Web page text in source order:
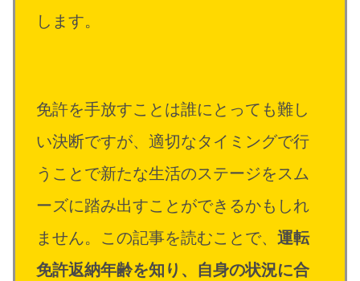
します。
免許を手放すことは誰にとっても難し
い決断ですが、適切なタイミングで行
うことで新たな生活のステージをスム
ーズに踏み出すことができるかもしれ
ません。この記事を読むことで、 運転
免許返納年齢を知り、自身の状況に合